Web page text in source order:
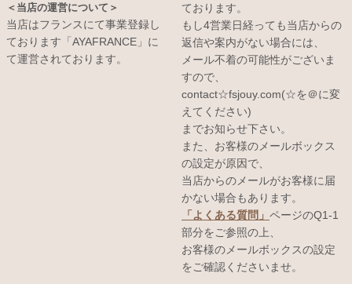
＜当店の運営について＞
当店はフランスにて事業登録し
ております「AYAFRANCE」に
て運営されております。
ております。
もし4営業日経っても当店からの
返信や案内がない場合には、
メール不着の可能性がございま
すので、
contact☆fsjouy.com(☆を＠に変
えてください)
までお知らせ下さい。
また、お客様のメールボックス
の設定が原因で、
当店からのメールがお客様に届
かない場合もあります。
「よくある質問」 ページのQ1-1
部分をご参照の上、
お客様のメールボックスの設定
をご確認くださいませ。